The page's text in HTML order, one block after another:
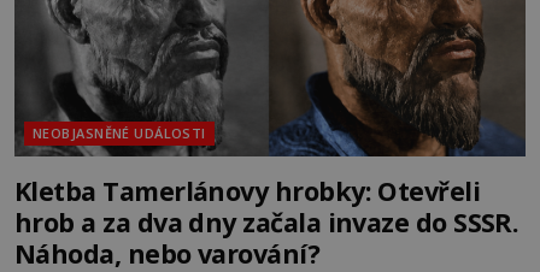
NEOBJASNĚNÉ UDÁLOSTI
Kletba Tamerlánovy hrobky: Otevřeli
hrob a za dva dny začala invaze do SSSR.
Náhoda, nebo varování?